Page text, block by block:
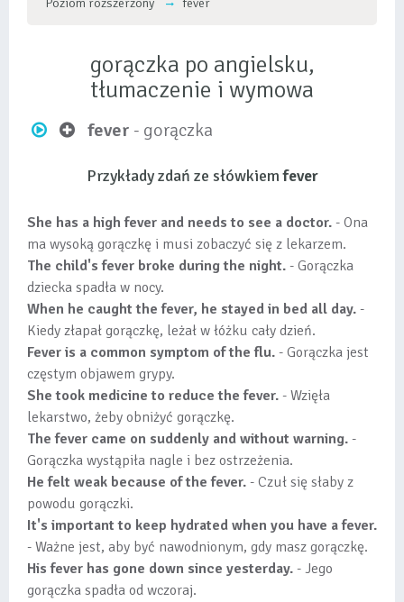
Poziom rozszerzony fever
gorączka po angielsku,
tłumaczenie i wymowa
fever - gorączka
Przykłady zdań ze słówkiemfever
She has a high fever and needs to see a doctor. - Ona
ma wysoką gorączkę i musi zobaczyć się z lekarzem.
The child's fever broke during the night. - Gorączka
dziecka spadła w nocy.
When he caught the fever, he stayed in bed all day. -
Kiedy złapał gorączkę, leżał w łóżku cały dzień.
Fever is a common symptom of the flu. - Gorączka jest
częstym objawem grypy.
She took medicine to reduce the fever. - Wzięła
lekarstwo, żeby obniżyć gorączkę.
The fever came on suddenly and without warning. -
Gorączka wystąpiła nagle i bez ostrzeżenia.
He felt weak because of the fever. - Czuł się słaby z
powodu gorączki.
It's important to keep hydrated when you have a fever.
- Ważne jest, aby być nawodnionym, gdy masz gorączkę.
His fever has gone down since yesterday. - Jego
gorączka spadła od wczoraj.